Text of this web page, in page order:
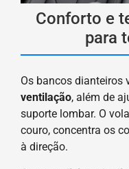
Conforto e
para
Os bancos dianteiros
ventilação, além de
suporte lombar. O
couro, concentra os
à direção.